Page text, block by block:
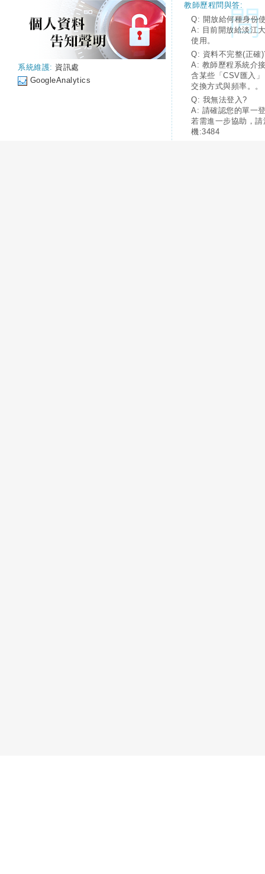
系統維護: 資訊處
GoogleAnalytics
教師歷程問與答:
Q: 開放給何種身份
A: 目前開放給淡江
使用。
Q: 資料不完整(正確
A: 教師歷程系統介
含某些「CSV匯入
交換方式與頻率。。
Q: 我無法登入?
A: 請確認您的單一
若需進一步協助，
機:3484